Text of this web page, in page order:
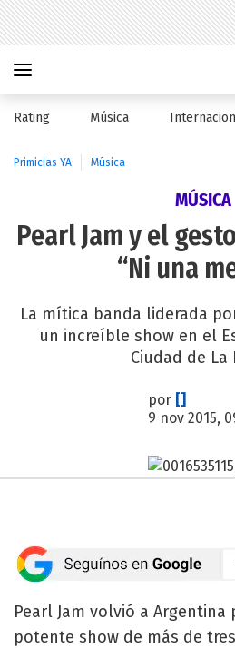
Rating Música
Primicias YA Música
MÚSICA
Pearl Jam y el
“Ni una
La mítica banda liderada
un increíble show en el
Ciudad de La
por []
9 nov 2015,
Pearl Jam volvió a Argentina
potente show de más de